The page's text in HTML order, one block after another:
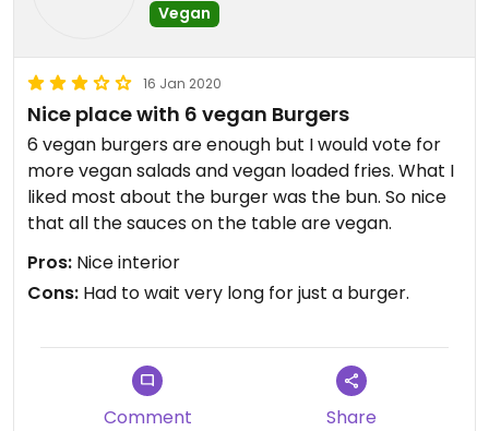
Vegan
16 Jan 2020
Nice place with 6 vegan Burgers
6 vegan burgers are enough but I would vote for
more vegan salads and vegan loaded fries. What I
liked most about the burger was the bun. So nice
that all the sauces on the table are vegan.
Pros: Nice interior
Cons: Had to wait very long for just a burger.
Comment Share